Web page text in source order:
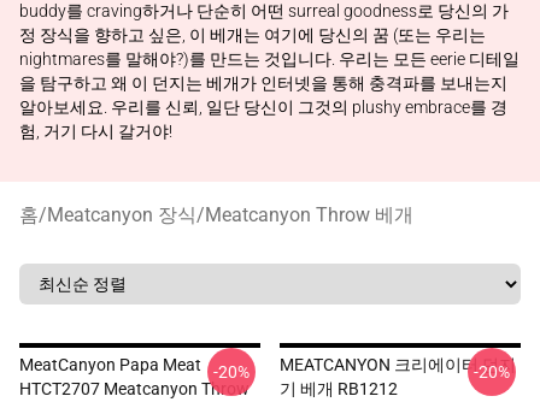
buddy를 craving하거나 단순히 어떤 surreal goodness로 당신의 가
정 장식을 향하고 싶은, 이 베개는 여기에 당신의 꿈 (또는 우리는
nightmares를 말해야?)를 만드는 것입니다. 우리는 모든 eerie 디테일
을 탐구하고 왜 이 던지는 베개가 인터넷을 통해 충격파를 보내는지
알아보세요. 우리를 신뢰, 일단 당신이 그것의 plushy embrace를 경
험, 거기 다시 갈거야!
홈/Meatcanyon 장식/Meatcanyon Throw 베개
MeatCanyon Papa Meat
HTCT2707 Meatcanyon Throw
-20%
MEATCANYON 크리에이터 던지
기 베개 RB1212
-20%